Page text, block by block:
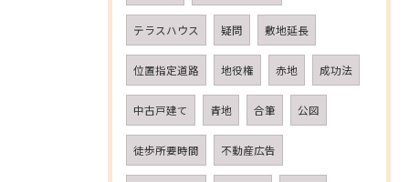
テラスハウス 疑問 敷地延長
位置指定道路 地役権 赤地 成功法
中古戸建て 青地 合筆 公図
徒歩所要時間 不動産広告